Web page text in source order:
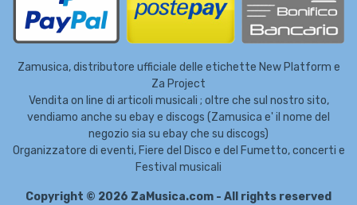
Zamusica, distributore ufficiale delle etichette New Platform e
Za Project
Vendita on line di articoli musicali ; oltre che sul nostro sito,
vendiamo anche su ebay e discogs (Zamusica e' il nome del
negozio sia su ebay che su discogs)
Organizzatore di eventi, Fiere del Disco e del Fumetto, concerti e
Festival musicali
Copyright © 2026 ZaMusica.com - All rights reserved